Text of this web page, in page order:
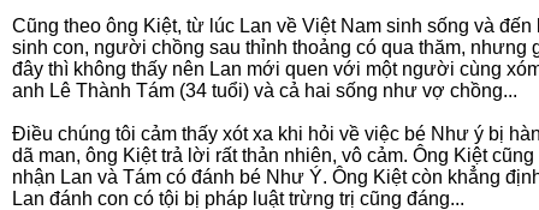
Cũng theo ông Kiệt, từ lúc Lan về Việt Nam sinh sống và đến
sinh con, người chồng sau thỉnh thoảng có qua thăm, nhưng
đây thì không thấy nên Lan mới quen với một người cùng
anh Lê Thành Tám (34 tuổi) và cả hai sống như vợ chồng...
Điều chúng tôi cảm thấy xót xa khi hỏi về việc bé Như ý bị
dã man, ông Kiệt trả lời rất thản nhiên, vô cảm. Ông Kiệt
nhận Lan và Tám có đánh bé Như Ý. Ông Kiệt còn khẳng
Lan đánh con có tội bị pháp luật trừng trị cũng đáng...